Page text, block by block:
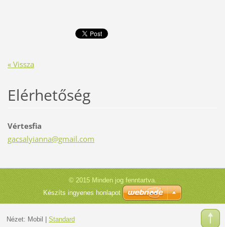
« Vissza
Elérhetőség
Vértesfia
gacsalyianna@gmail.com
© 2015 Minden jog fenntartva.
Készíts ingyenes honlapot
Nézet: Mobil | Standard